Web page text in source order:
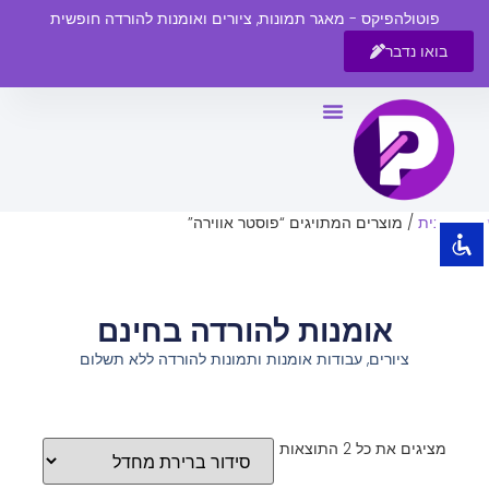
visibility_off השבת את ההבזקים
title סמן כותרות
צבע רקע
zoom_out
הקטנת גופן
הגדלת גופן
ניגודיות בהירה
פוטולהפיקס - מאגר תמונות, ציורים ואומנות להורדה חופשית
בואו נדבר
עמוד הבית / מוצרים המתויגים “פוסטר אווירה”
אומנות להורדה בחינם
ציורים, עבודות אומנות ותמונות להורדה ללא תשלום
מציגים את כל ⁦2⁩ התוצאות